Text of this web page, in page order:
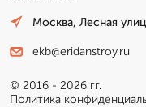
Москва, Лесная
ekb@eridanstroy.ru
© 2016 - 2026 гг.
Политика